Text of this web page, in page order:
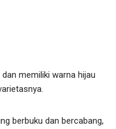
memiliki warna hijau
berbuku dan bercabang,